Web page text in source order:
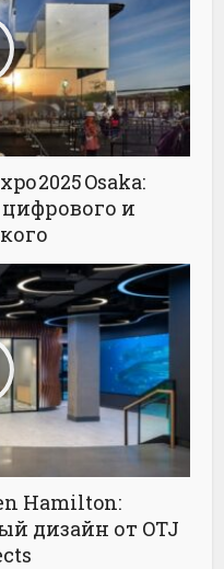
2025 Osaka:
и
Hamilton:
дизайн от OTJ